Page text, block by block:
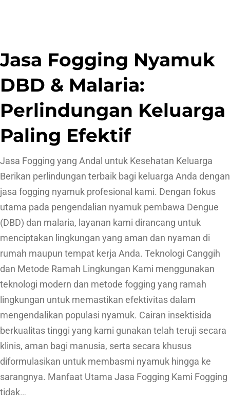
Jasa Fogging Nyamuk
DBD & Malaria:
Perlindungan Keluarga
Paling Efektif
Jasa Fogging yang Andal untuk Kesehatan Keluarga
Berikan perlindungan terbaik bagi keluarga Anda dengan
jasa fogging nyamuk profesional kami. Dengan fokus
utama pada pengendalian nyamuk pembawa Dengue
(DBD) dan malaria, layanan kami dirancang untuk
menciptakan lingkungan yang aman dan nyaman di
rumah maupun tempat kerja Anda. Teknologi Canggih
dan Metode Ramah Lingkungan Kami menggunakan
teknologi modern dan metode fogging yang ramah
lingkungan untuk memastikan efektivitas dalam
mengendalikan populasi nyamuk. Cairan insektisida
berkualitas tinggi yang kami gunakan telah teruji secara
klinis, aman bagi manusia, serta secara khusus
diformulasikan untuk membasmi nyamuk hingga ke
sarangnya. Manfaat Utama Jasa Fogging Kami Fogging
tidak…